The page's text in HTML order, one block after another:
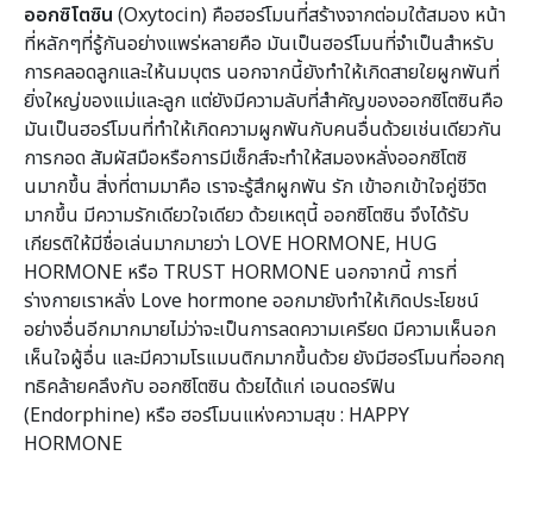
ออกซิโตซิน (Oxytocin) คือฮอร์โมนที่สร้างจากต่อมใต้สมอง หน้า
ที่หลักๆที่รู้กันอย่างแพร่หลายคือ มันเป็นฮอร์โมนที่จำเป็นสำหรับ
การคลอดลูกและให้นมบุตร นอกจากนี้ยังทำให้เกิดสายใยผูกพันที่
ยิ่งใหญ่ของแม่และลูก แต่ยังมีความลับที่สำคัญของออกซิโตซินคือ
มันเป็นฮอร์โมนที่ทำให้เกิดความผูกพันกับคนอื่นด้วยเช่นเดียวกัน
การกอด สัมผัสมือหรือการมีเซ็กส์จะทำให้สมองหลั่งออกซิโตซิ
นมากขึ้น สิ่งที่ตามมาคือ เราจะรู้สึกผูกพัน รัก เข้าอกเข้าใจคู่ชีวิต
มากขึ้น มีความรักเดียวใจเดียว ด้วยเหตุนี้ ออกซิโตซิน จึงได้รับ
เกียรติให้มีชื่อเล่นมากมายว่า LOVE HORMONE, HUG
HORMONE หรือ TRUST HORMONE นอกจากนี้ การที่
ร่างกายเราหลั่ง Love hormone ออกมายังทำให้เกิดประโยชน์
อย่างอื่นอีกมากมายไม่ว่าจะเป็นการลดความเครียด มีความเห็นอก
เห็นใจผู้อื่น และมีความโรแมนติกมากขึ้นด้วย ยังมีฮอร์โมนที่ออกฤ
ทธิคล้ายคลึงกับ ออกซิโตซิน ด้วยได้แก่ เอนดอร์ฟิน
(Endorphine) หรือ ฮอร์โมนแห่งความสุข : HAPPY
HORMONE